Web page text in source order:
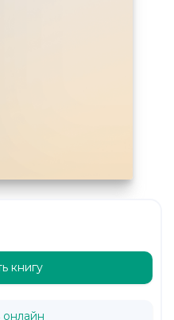
книгу
онлайн